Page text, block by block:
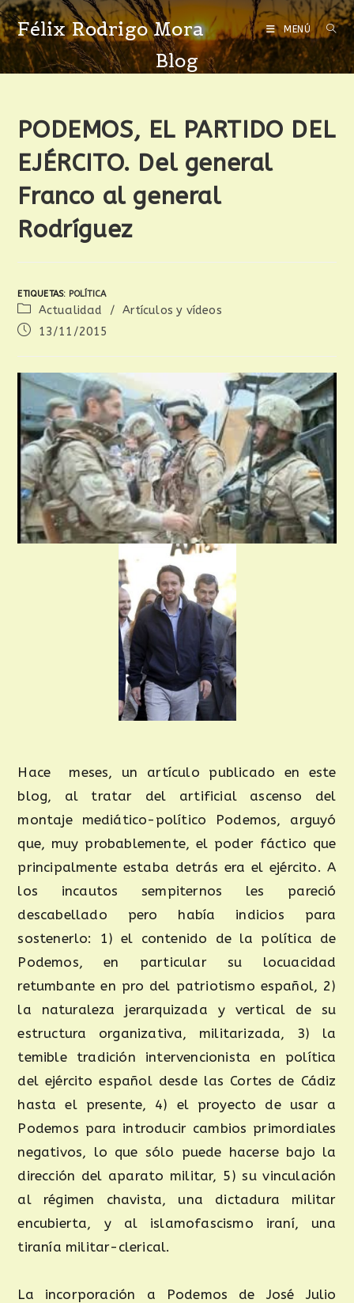
Félix Rodrigo Mora MENÚ
Blog
PODEMOS, EL PARTIDO DEL
EJÉRCITO. Del general
Franco al general
Rodríguez
ETIQUETAS: POLÍTICA
Actualidad /
Artículos y vídeos
13/11/2015
Hace meses, un artículo publicado en este
blog, al tratar del artificial ascenso del
montaje mediático-político Podemos, arguyó
que, muy probablemente, el poder fáctico que
principalmente estaba detrás era el ejército. A
los incautos sempiternos les pareció
descabellado pero había indicios para
sostenerlo: 1) el contenido de la política de
Podemos, en particular su locuacidad
retumbante en pro del patriotismo español, 2)
la naturaleza jerarquizada y vertical de su
estructura organizativa, militarizada, 3) la
temible tradición intervencionista en política
del ejército español desde las Cortes de Cádiz
hasta el presente, 4) el proyecto de usar a
Podemos para introducir cambios primordiales
negativos, lo que sólo puede hacerse bajo la
dirección del aparato militar, 5) su vinculación
al régimen chavista, una dictadura militar
encubierta, y al islamofascismo iraní, una
tiranía militar-clerical.
La incorporación a Podemos de José Julio